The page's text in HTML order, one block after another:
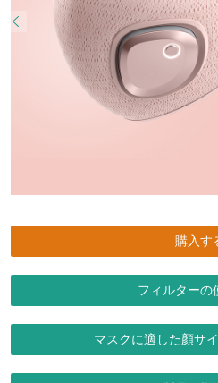
購入す
フィルターの
マスクに適した顏サ